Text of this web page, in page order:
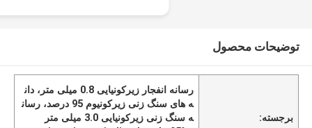
توضیحات محصول
برجسته:
رسانه انفجار زیرکونیایی 0.8 میلی متر، دان
ه های سنگ زنی زیرکونیوم 95 درصد، رسان
ه سنگ زنی زیرکونیایی 3.0 میلی متر